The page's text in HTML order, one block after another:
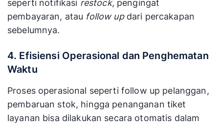
seperti notifikasi restock, pengingat
pembayaran, atau follow updari percakapan
sebelumnya.
4. Efisiensi Operasional dan Penghematan
Waktu
Proses operasional seperti follow up pelanggan,
pembaruan stok, hingga penanganan tiket
layanan bisa dilakukan secara otomatis dalam